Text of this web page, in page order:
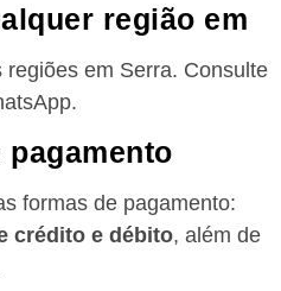
região em
regiões em Serra. Consulte
pagamento
formas de pagamento:
crédito e débito, além de